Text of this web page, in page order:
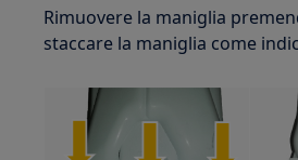
Rimuovere la maniglia
staccare la maniglia come